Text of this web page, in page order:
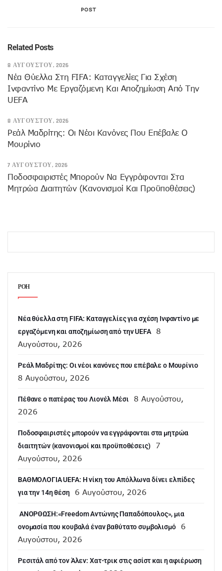
POST
Related Posts
8 ΑΥΓΟΎΣΤΟΥ, 2026
Νέα Θύελλα Στη FIFA: Καταγγελίες Για Σχέση
Ινφαντίνο Με Εργαζόμενη Και Αποζημίωση Από Την
UEFA
8 ΑΥΓΟΎΣΤΟΥ, 2026
Ρεάλ Μαδρίτης: Οι Νέοι Κανόνες Που Επέβαλε Ο
Μουρίνιο
7 ΑΥΓΟΎΣΤΟΥ, 2026
Ποδοσφαιριστές Μπορούν Να Εγγράφονται Στα
Μητρώα Διαιτητών (κανονισμοί Και Προϋποθέσεις)
ΡΟΗ
Νέα θύελλα στη FIFA: Καταγγελίες για σχέση Ινφαντίνο με
εργαζόμενη και αποζημίωση από την UEFA
8
Αυγούστου, 2026
Ρεάλ Μαδρίτης: Οι νέοι κανόνες που επέβαλε ο Μουρίνιο
8 Αυγούστου, 2026
Πέθανε ο πατέρας του Λιονέλ Μέσι
8 Αυγούστου,
2026
Ποδοσφαιριστές μπορούν να εγγράφονται στα μητρώα
διαιτητών (κανονισμοί και προϋποθέσεις)
7
Αυγούστου, 2026
ΒΑΘΜΟΛΟΓΙΑ UEFA: Η νίκη του Απόλλωνα δίνει ελπίδες
για την 14η θέση
6 Αυγούστου, 2026
ANOΡΘΩΣΗ:«Freedom Αντώνης Παπαδόπουλος», μια
ονομασία που κουβαλά έναν βαθύτατο συμβολισμό
6
Αυγούστου, 2026
Ρεσιτάλ από τον Άλεν: Χατ-τρικ στις ασίστ και η αφιέρωση